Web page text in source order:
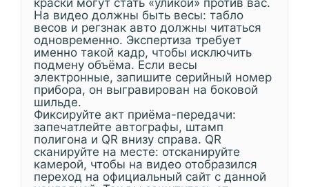
краски могут стать «уликой» против вас.
На видео должны быть весы: табло
весов и регзнак авто должны читаться
одновременно. Экспертиза требует
именно такой кадр, чтобы исключить
подмену объёма. Если весы
электронные, запишите серийный номер
прибора, он выгравирован на боковой
шильде.
Фиксируйте акт приёма-передачи:
запечатлейте автографы, штамп
полигона и QR внизу справа. QR
сканируйте на месте: отсканируйте
камерой, чтобы на видео отобразился
переход на официальный сайт с данной